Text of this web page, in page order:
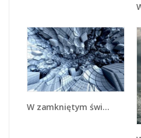
W zamkniętym świecie - GR409